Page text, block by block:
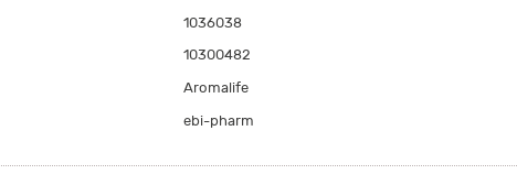
1036038
10300482
Aromalife
ebi-pharm